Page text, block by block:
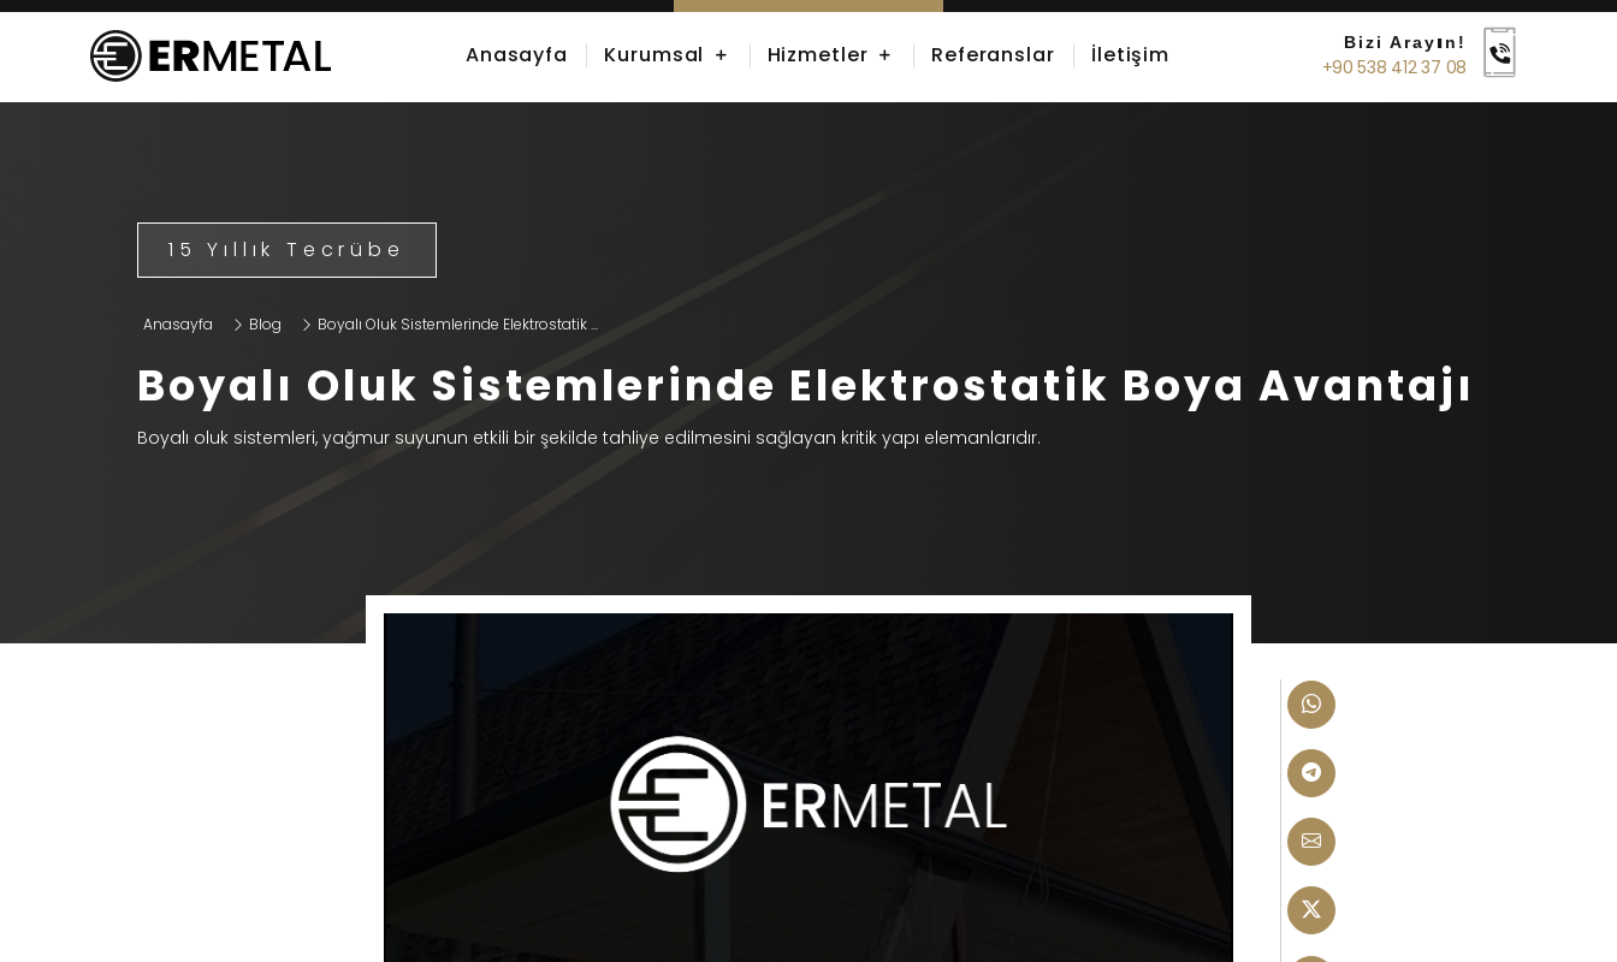
Bizi Arayın!
+90 538 412 37 08
Anasayfa Kurumsal Hizmetler Referanslar İletişim
15 Yıllık Tecrübe
Anasayfa Blog Boyalı Oluk Sistemlerinde Elektrostatik ...
Boyalı Oluk Sistemlerinde Elektrostatik Boya Avantajı
Boyalı oluk sistemleri, yağmur suyunun etkili bir şekilde tahliye edilmesini sağlayan kritik yapı elemanlarıdır.